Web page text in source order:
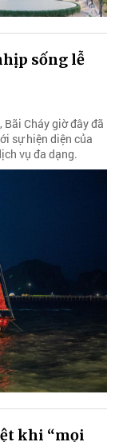
sống lễ
Cháy giờ đây đã
sự hiện diện của
vụ đa dạng.
khi “mọi